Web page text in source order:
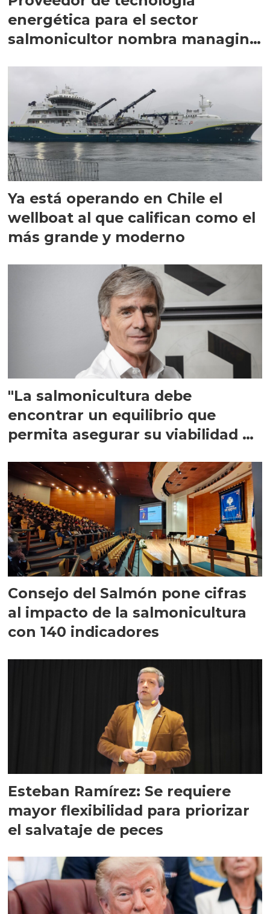
energética para el sector
salmonicultor nombra managing
Ya está operando en Chile el
wellboat al que califican como el
más grande y moderno
"La salmonicultura debe
encontrar un equilibrio que
permita asegurar su viabilidad de
Consejo del Salmón pone cifras
al impacto de la salmonicultura
con 140 indicadores
Esteban Ramírez: Se requiere
mayor flexibilidad para priorizar
el salvataje de peces